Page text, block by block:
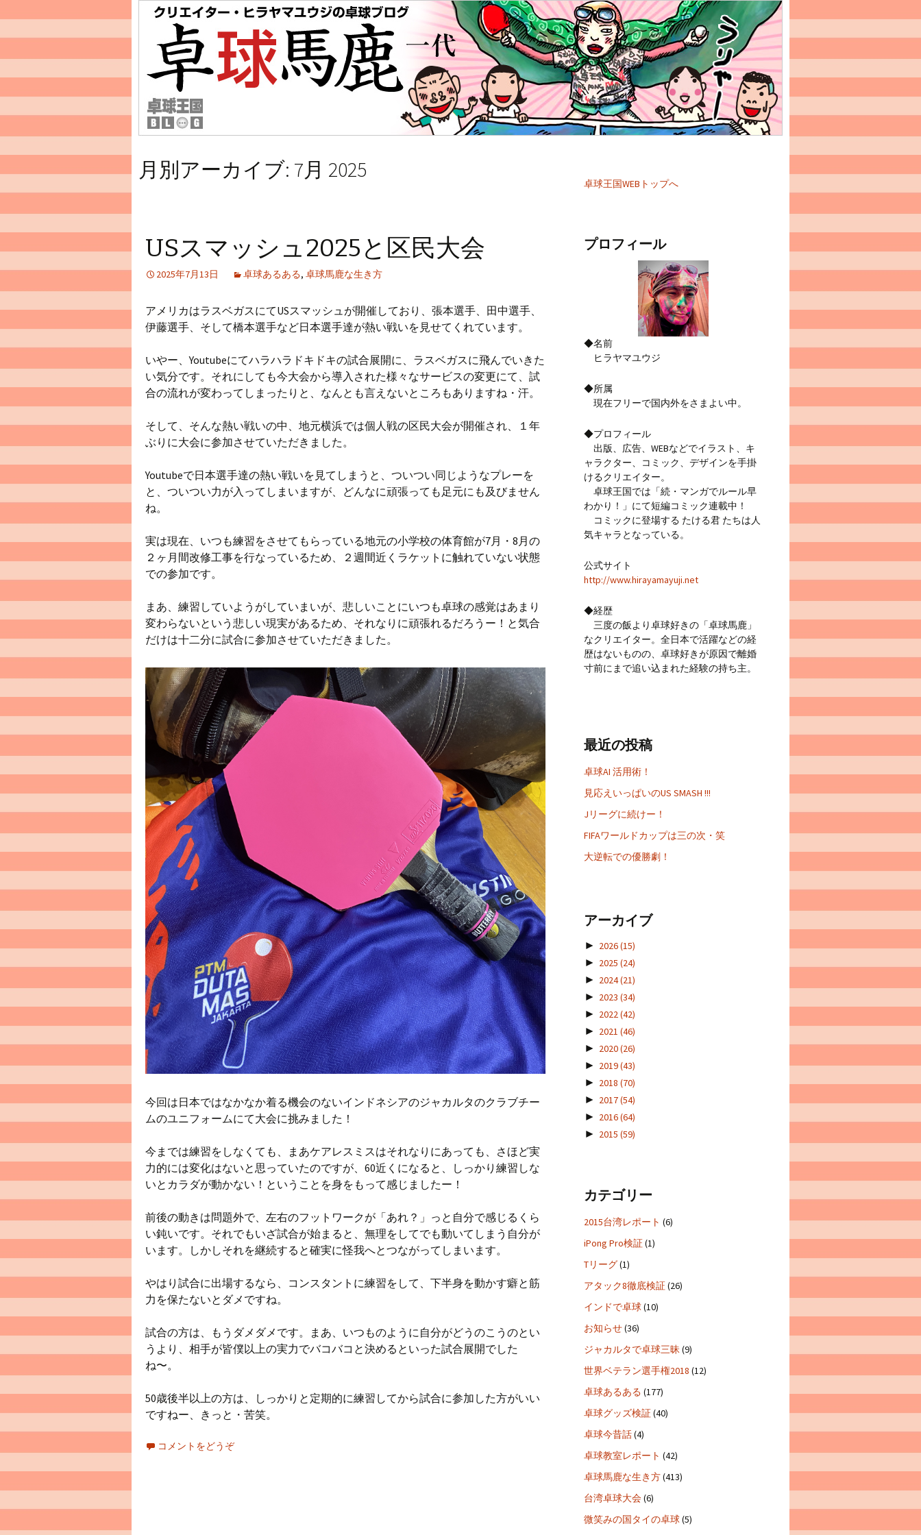
月別アーカイブ: 7月 2025
USスマッシュ2025と区民大会
2025年7月13日 卓球あるある, 卓球馬鹿な生き方
アメリカはラスベガスにてUSスマッシュが開催しており、張本選手、田中選手、
伊藤選手、そして橋本選手など日本選手達が熱い戦いを見せてくれています。
いやー、Youtubeにてハラハラドキドキの試合展開に、ラスベガスに飛んでいきた
い気分です。それにしても今大会から導入された様々なサービスの変更にて、試
合の流れが変わってしまったりと、なんとも言えないところもありますね・汗。
そして、そんな熱い戦いの中、地元横浜では個人戦の区民大会が開催され、１年
ぶりに大会に参加させていただきました。
Youtubeで日本選手達の熱い戦いを見てしまうと、ついつい同じようなプレーを
と、ついつい力が入ってしまいますが、どんなに頑張っても足元にも及びません
ね。
実は現在、いつも練習をさせてもらっている地元の小学校の体育館が7月・8月の
２ヶ月間改修工事を行なっているため、２週間近くラケットに触れていない状態
での参加です。
まあ、練習していようがしていまいが、悲しいことにいつも卓球の感覚はあまり
変わらないという悲しい現実があるため、それなりに頑張れるだろうー！と気合
だけは十二分に試合に参加させていただきました。
今回は日本ではなかなか着る機会のないインドネシアのジャカルタのクラブチー
ムのユニフォームにて大会に挑みました！
今までは練習をしなくても、まあケアレスミスはそれなりにあっても、さほど実
力的には変化はないと思っていたのですが、60近くになると、しっかり練習しな
いとカラダが動かない！ということを身をもって感じましたー！
前後の動きは問題外で、左右のフットワークが「あれ？」っと自分で感じるくら
い鈍いです。それでもいざ試合が始まると、無理をしてでも動いてしまう自分が
います。しかしそれを継続すると確実に怪我へとつながってしまいます。
やはり試合に出場するなら、コンスタントに練習をして、下半身を動かす癖と筋
力を保たないとダメですね。
試合の方は、もうダメダメです。まあ、いつものように自分がどうのこうのとい
うより、相手が皆僕以上の実力でバコバコと決めるといった試合展開でした
ね〜。
50歳後半以上の方は、しっかりと定期的に練習してから試合に参加した方がいい
ですねー、きっと・苦笑。
コメントをどうぞ
卓球王国WEBトップへ
プロフィール
◆名前
ヒラヤマユウジ
◆所属
現在フリーで国内外をさまよい中。
◆プロフィール
出版、広告、WEBなどでイラスト、キ
ャラクター、コミック、デザインを手掛
けるクリエイター。
卓球王国では「続・マンガでルール早
わかり！」にて短編コミック連載中！
コミックに登場する たける君 たちは人
気キャラとなっている。
公式サイト
http://www.hirayamayuji.net
◆経歴
三度の飯より卓球好きの「卓球馬鹿」
なクリエイター。全日本で活躍などの経
歴はないものの、卓球好きが原因で離婚
寸前にまで追い込まれた経験の持ち主。
最近の投稿
卓球AI 活用術！
見応えいっぱいのUS SMASH !!!
Jリーグに続けー！
FIFAワールドカップは三の次・笑
大逆転での優勝劇！
アーカイブ
► 2026(15)
► 2025 (24)
► 2024(21)
► 2023 (34)
► 2022(42)
► 2021 (46)
► 2020(26)
► 2019(43)
► 2018 (70)
► 2017(54)
► 2016(64)
► 2015 (59)
カテゴリー
2015台湾レポート (6)
iPong Pro検証(1)
Tリーグ(1)
アタック8徹底検証(26)
インドで卓球(10)
お知らせ(36)
ジャカルタで卓球三昧(9)
世界ベテラン選手権2018 (12)
卓球あるある (177)
卓球グッズ検証(40)
卓球今昔話(4)
卓球教室レポート (42)
卓球馬鹿な生き方(413)
台湾卓球大会(6)
微笑みの国タイの卓球(5)